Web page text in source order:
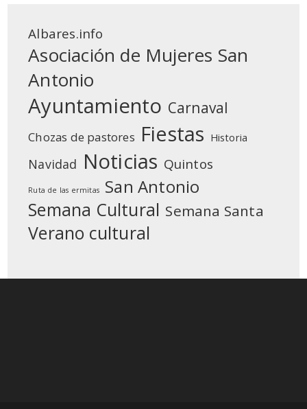
Albares.info
Asociación de Mujeres San
Antonio
Ayuntamiento Carnaval
Chozas de pastores Fiestas Historia
Navidad Noticias Quintos
Ruta de las ermitas San Antonio
Semana Cultural Semana Santa
Verano cultural